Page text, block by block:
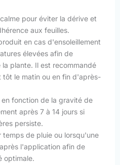
pour éviter la dérive et
aux feuilles.
en cas d'ensoleillement
élevées afin de
la plante. Il est recommandé
le matin ou en fin d'après-
fonction de la gravité de
après 7 à 14 jours si
persiste.
temps de pluie ou lorsqu'une
l'application afin de
optimale.